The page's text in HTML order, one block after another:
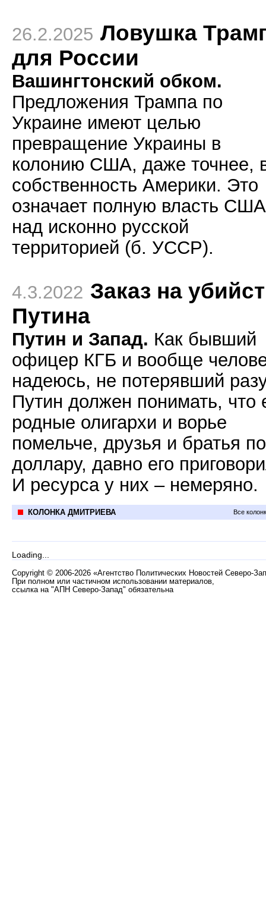
26.2.2025 Ловушка
для России
Вашингтонский обком.
Предложения Трампа по
Украине имеют целью
превращение Украины в
колонию США, даже точнее,
собственность Америки. Это
означает полную власть США
над исконно русской
территорией (б. УССР).
4.3.2022 Заказ на
Путина
Путин и Запад. Как бывший
офицер КГБ и вообще
надеюсь, не потерявший
Путин должен понимать, что
родные олигархи и ворье
помельче, друзья и братья по
доллару, давно его
И ресурса у них – немеряно.
КОЛОНКА ДМИТРИЕВА Все
Loading...
Copyright © 2006-2026 «Агентство Политических Новостей Северо-
При полном или частичном использовании материалов,
ссылка на "АПН Северо-Запад" обязательна